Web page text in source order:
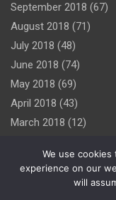
September 2018 (67)
August 2018 (71)
July 2018 (48)
June 2018 (74)
May 2018 (69)
April 2018 (43)
March 2018 (12)
Copyright ©
We use
experience on our
will